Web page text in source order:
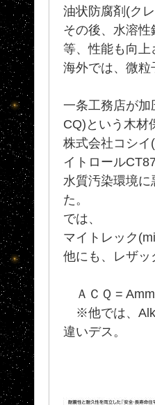
油状防腐剤(ク
その後、水溶
等、性能も向上
海外では、微粒
一条工務店が
CQ)という木材
株式会社コシ
イトロール
水質汚染環境
た。
では、
マイトレック
他にも、レザ
ＡＣＱ =
※他では、
違いデス。